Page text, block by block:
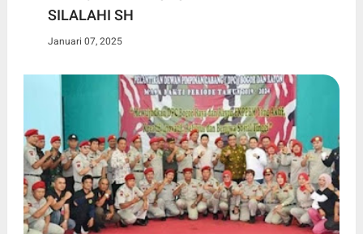
SILALAHI SH
Januari 07, 2025